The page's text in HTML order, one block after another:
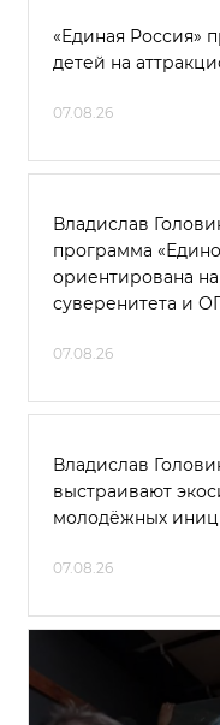
«Единая Россия»
детей на
07.08.26
Владислав
программа
ориентирована
суверенитета и
07.08.26
Владислав
выстраивают
молодёжных
07.08.26